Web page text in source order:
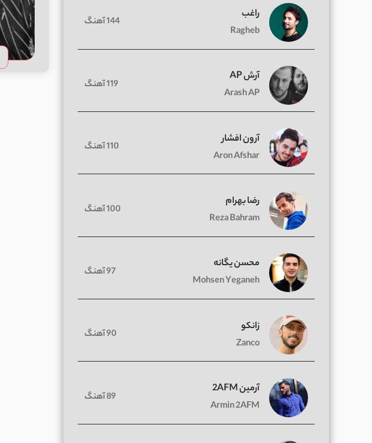
راغب
Ragheb
144 آهنگ
آرش AP
Arash AP
119 آهنگ
آرون افشار
Aron Afshar
110 آهنگ
رضا بهرام
Reza Bahram
100 آهنگ
محسن یگانه
Mohsen Yeganeh
97 آهنگ
زانکو
Zanco
90 آهنگ
آرمین 2AFM
Armin 2AFM
89 آهنگ